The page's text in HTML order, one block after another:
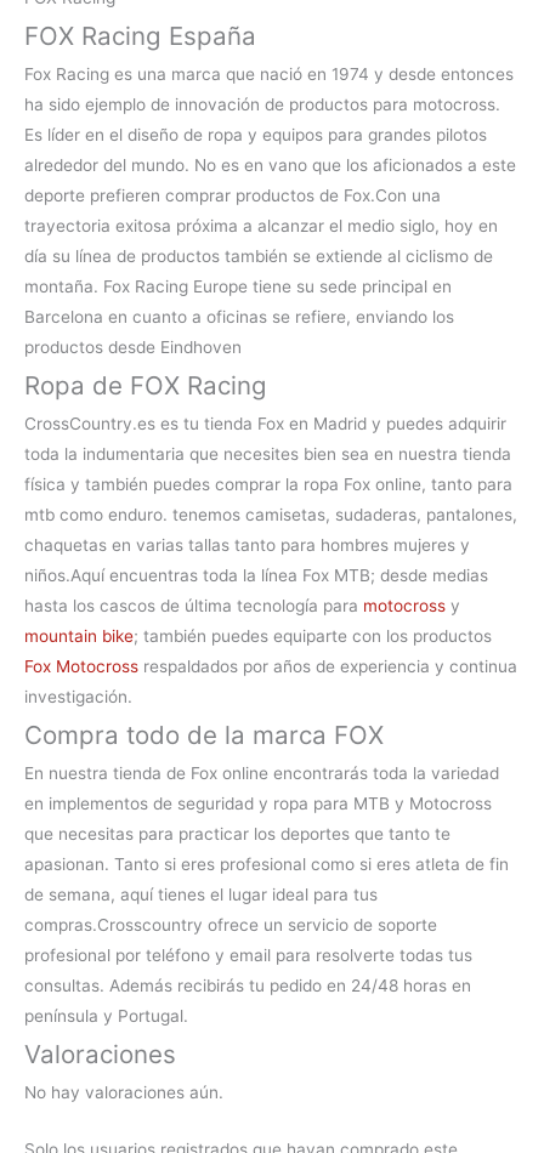
FOX Racing España
Fox Racing es una marca que nació en 1974 y desde entonces
ha sido ejemplo de innovación de productos para motocross.
Es líder en el diseño de ropa y equipos para grandes pilotos
alrededor del mundo. No es en vano que los aficionados a este
deporte prefieren comprar productos de Fox.Con una
trayectoria exitosa próxima a alcanzar el medio siglo, hoy en
día su línea de productos también se extiende al ciclismo de
montaña. Fox Racing Europe tiene su sede principal en
Barcelona en cuanto a oficinas se refiere, enviando los
productos desde Eindhoven
Ropa de FOX Racing
CrossCountry.es es tu tienda Fox en Madrid y puedes adquirir
toda la indumentaria que necesites bien sea en nuestra tienda
física y también puedes comprar la ropa Fox online, tanto para
mtb como enduro. tenemos camisetas, sudaderas, pantalones,
chaquetas en varias tallas tanto para hombres mujeres y
niños.Aquí encuentras toda la línea Fox MTB; desde medias
hasta los cascos de última tecnología para motocross y
mountain bike; también puedes equiparte con los productos
Fox Motocross respaldados por años de experiencia y continua
investigación.
Compra todo de la marca FOX
En nuestra tienda de Fox online encontrarás toda la variedad
en implementos de seguridad y ropa para MTB y Motocross
que necesitas para practicar los deportes que tanto te
apasionan. Tanto si eres profesional como si eres atleta de fin
de semana, aquí tienes el lugar ideal para tus
compras.Crosscountry ofrece un servicio de soporte
profesional por teléfono y email para resolverte todas tus
consultas. Además recibirás tu pedido en 24/48 horas en
península y Portugal.
Valoraciones
No hay valoraciones aún.